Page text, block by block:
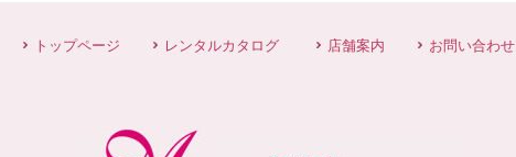
トップページ レンタルカタログ 店舗案内 お問い合わせ